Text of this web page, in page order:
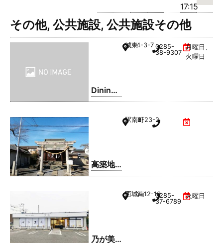
17:15
その他, 公共施設, 公共施設その他
Dining
Bar Five
城東4-3-7 0285-
38-9307
月曜日、
火曜日
高築地
稲荷神
駅南町3-23-2
乃が美
西城南2-12-160285-
37-6789
火曜日